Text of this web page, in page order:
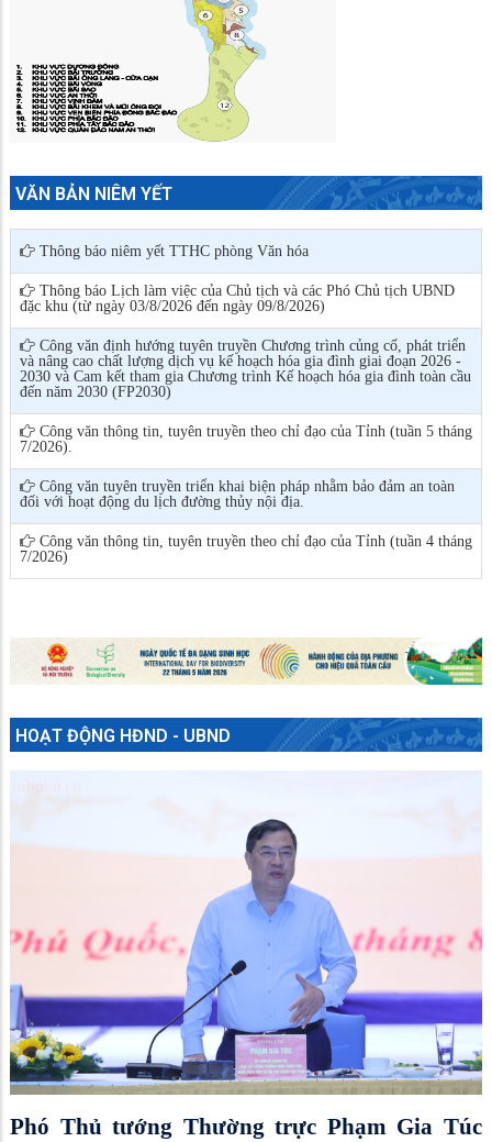
VĂN BẢN NIÊM YẾT
Thông báo niêm yết TTHC phòng Văn hóa
Thông báo Lịch làm việc của Chủ tịch và các Phó Chủ tịch UBND
đặc khu (từ ngày 03/8/2026 đến ngày 09/8/2026)
Công văn định hướng tuyên truyền Chương trình củng cố, phát triển
và nâng cao chất lượng dịch vụ kế hoạch hóa gia đình giai đoạn 2026 -
2030 và Cam kết tham gia Chương trình Kế hoạch hóa gia đình toàn cầu
đến năm 2030 (FP2030)
Công văn thông tin, tuyên truyền theo chỉ đạo của Tỉnh (tuần 5 tháng
7/2026).
Công văn tuyên truyền triển khai biện pháp nhằm bảo đảm an toàn
đối với hoạt động du lịch đường thủy nội địa.
Công văn thông tin, tuyên truyền theo chỉ đạo của Tỉnh (tuần 4 tháng
7/2026)
HOẠT ĐỘNG HĐND - UBND
Phó Thủ tướng Thường trực Phạm Gia Túc